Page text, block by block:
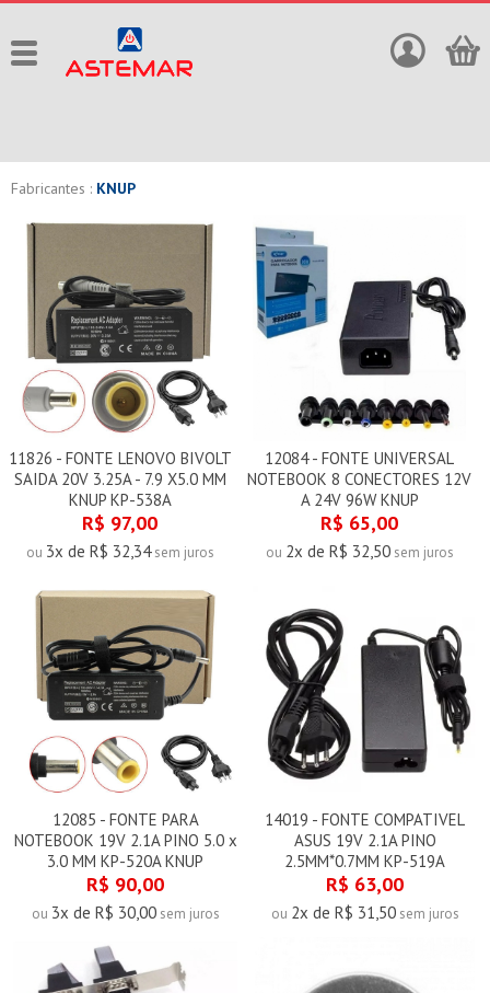
Fabricantes : KNUP
11826 - FONTE LENOVO BIVOLT
SAIDA 20V 3.25A - 7.9 X5.0 MM
KNUP KP-538A
R$ 97,00
ou 3x de R$ 32,34sem juros
12084 - FONTE UNIVERSAL
NOTEBOOK 8 CONECTORES 12V
A 24V 96W KNUP
R$ 65,00
ou 2x de R$ 32,50sem juros
12085 - FONTE PARA
NOTEBOOK 19V 2.1A PINO 5.0 x
3.0 MM KP-520A KNUP
R$ 90,00
ou 3x de R$ 30,00sem juros
14019 - FONTE COMPATIVEL
ASUS 19V 2.1A PINO
2.5MM*0.7MM KP-519A
R$ 63,00
ou 2x de R$ 31,50sem juros